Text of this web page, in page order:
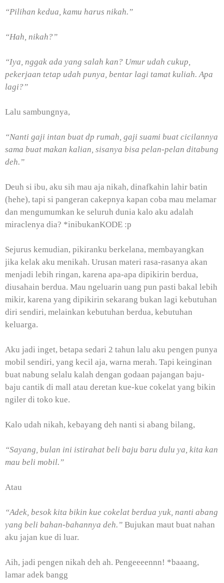
“Pilihan kedua, kamu harus nikah.”
“Hah, nikah?”
“Iya, nggak ada yang salah kan? Umur udah cukup,
pekerjaan tetap udah punya, bentar lagi tamat kuliah. Apa
lagi?”
Lalu sambungnya,
“Nanti gaji intan buat dp rumah, gaji suami buat cicilannya
sama buat makan kalian, sisanya bisa pelan-pelan ditabung
deh.”
Deuh si ibu, aku sih mau aja nikah, dinafkahin lahir batin
(hehe), tapi si pangeran cakepnya kapan coba mau melamar
dan mengumumkan ke seluruh dunia kalo aku adalah
miraclenya dia? *inibukanKODE :p
Sejurus kemudian, pikiranku berkelana, membayangkan
jika kelak aku menikah. Urusan materi rasa-rasanya akan
menjadi lebih ringan, karena apa-apa dipikirin berdua,
diusahain berdua. Mau ngeluarin uang pun pasti bakal lebih
mikir, karena yang dipikirin sekarang bukan lagi kebutuhan
diri sendiri, melainkan kebutuhan berdua, kebutuhan
keluarga.
Aku jadi inget, betapa sedari 2 tahun lalu aku pengen punya
mobil sendiri, yang kecil aja, warna merah. Tapi keinginan
buat nabung selalu kalah dengan godaan pajangan baju-
baju cantik di mall atau deretan kue-kue cokelat yang bikin
ngiler di toko kue.
Kalo udah nikah, kebayang deh nanti si abang bilang,
“Sayang, bulan ini istirahat beli baju baru dulu ya, kita kan
mau beli mobil.”
Atau
“Adek, besok kita bikin kue cokelat berdua yuk, nanti abang
yang beli bahan-bahannya deh.” Bujukan maut buat nahan
aku jajan kue di luar.
Aih, jadi pengen nikah deh ah. Pengeeeennn! *baaang,
lamar adek bangg